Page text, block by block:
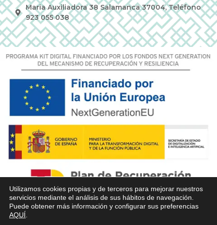
Maria Auxiliadora 38 Salamanca 37004, Teléfono
923 055 038
Utilizamos cookies propias y de terceros para mejorar nuestros
servicios mediante el análisis de sus hábitos de navegación.
Puede obtener más información y configurar sus preferencias
AQUÍ